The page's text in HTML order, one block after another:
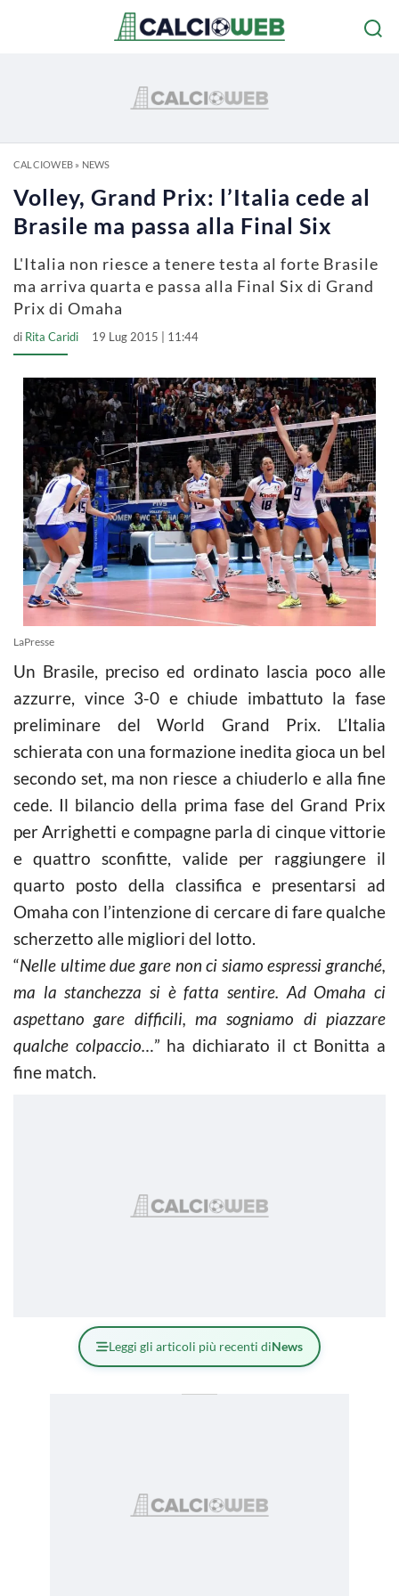
CALCIOWEB» NEWS
Volley, Grand Prix: l’Italia cede al
Brasile ma passa alla Final Six
L'Italia non riesce a tenere testa al forte Brasile
ma arriva quarta e passa alla Final Six di Grand
Prix di Omaha
di Rita Caridi 19 Lug 2015 | 11:44
LaPresse
Un Brasile, preciso ed ordinato lascia poco alle
azzurre, vince 3-0 e chiude imbattuto la fase
preliminare del World Grand Prix. L’Italia
schierata con una formazione inedita gioca un bel
secondo set, ma non riesce a chiuderlo e alla fine
cede. Il bilancio della prima fase del Grand Prix
per Arrighetti e compagne parla di cinque vittorie
e quattro sconfitte, valide per raggiungere il
quarto posto della classifica e presentarsi ad
Omaha con l’intenzione di cercare di fare qualche
scherzetto alle migliori del lotto.
“Nelle ultime due gare non ci siamo espressi granché,
ma la stanchezza si è fatta sentire. Ad Omaha ci
aspettano gare difficili, ma sogniamo di piazzare
qualche colpaccio…” ha dichiarato il ct Bonitta a
fine match.
Leggi gli articoli più recenti diNews